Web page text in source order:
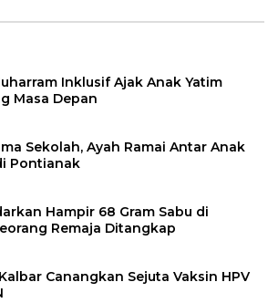
Inklusif Ajak Anak Yatim
Masa Depan
Sekolah, Ayah Ramai Antar Anak
Pontianak
Hampir 68 Gram Sabu di
Remaja Ditangkap
Canangkan Sejuta Vaksin HPV